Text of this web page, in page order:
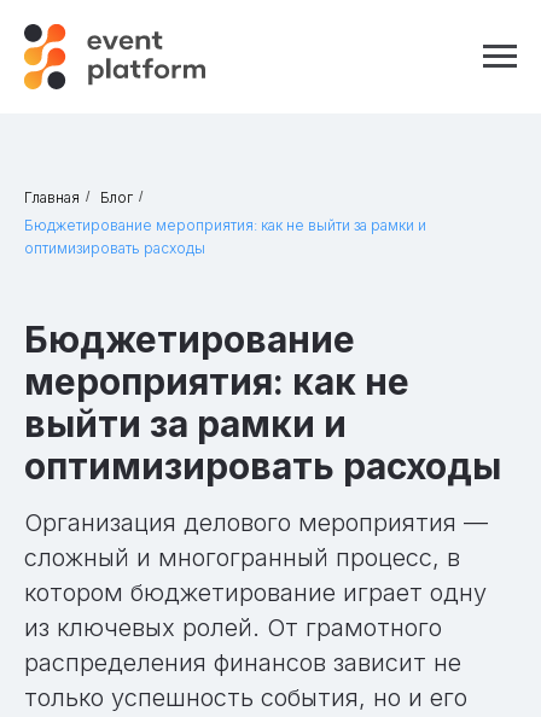
Главная / Блог /
Бюджетирование мероприятия: как не выйти за рамки и
оптимизировать расходы
Бюджетирование
мероприятия: как не
выйти за рамки и
оптимизировать расходы
Организация делового мероприятия —
сложный и многогранный процесс, в
котором бюджетирование играет одну
из ключевых ролей. От грамотного
распределения финансов зависит не
только успешность события, но и его